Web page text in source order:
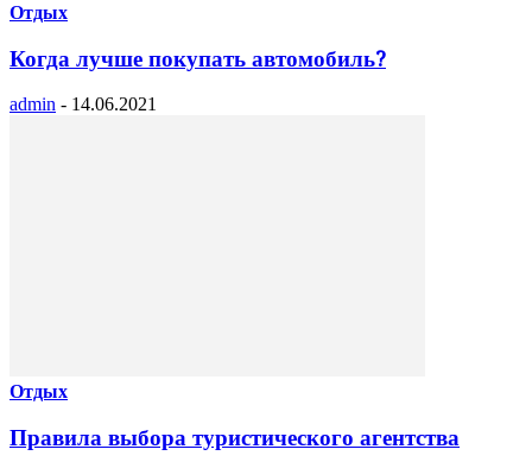
Отдых
Когда лучше покупать автомобиль?
admin - 14.06.2021
Отдых
Правила выбора туристического агентства